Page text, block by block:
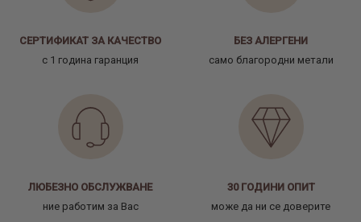
СЕРТИФИКАТ ЗА КАЧЕСТВО
с 1 година гаранция
БЕЗ АЛЕРГЕНИ
само благородни метали
ЛЮБЕЗНО ОБСЛУЖВАНЕ
ние работим за Вас
30 ГОДИНИ ОПИТ
може да ни се доверите